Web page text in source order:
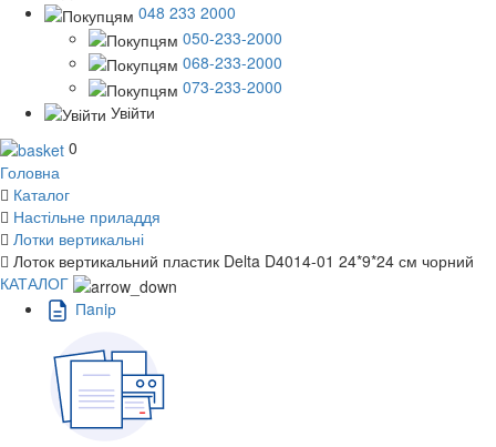
048 233 2000
050-233-2000
068-233-2000
073-233-2000
Увійти
0
Головна
Каталог
Настільне приладдя
Лотки вертикальні
Лоток вертикальний пластик Delta D4014-01 24*9*24 см чорний
КАТАЛОГ
Пaпiр